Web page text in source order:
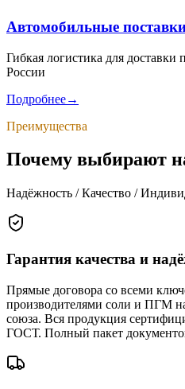
Автомобильные
Гибкая логистика для
России
Подробнее→
Преимущества
Почему выбирают
Надёжность / Качество /
Гарантия качества и
Прямые договора со всеми
производителями соли и ПГМ
союза. Вся продукция
ГОСТ. Полный пакет